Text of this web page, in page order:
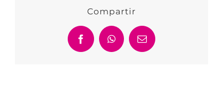
Compartir
FacebookWhatsAppCorreo
electrónico